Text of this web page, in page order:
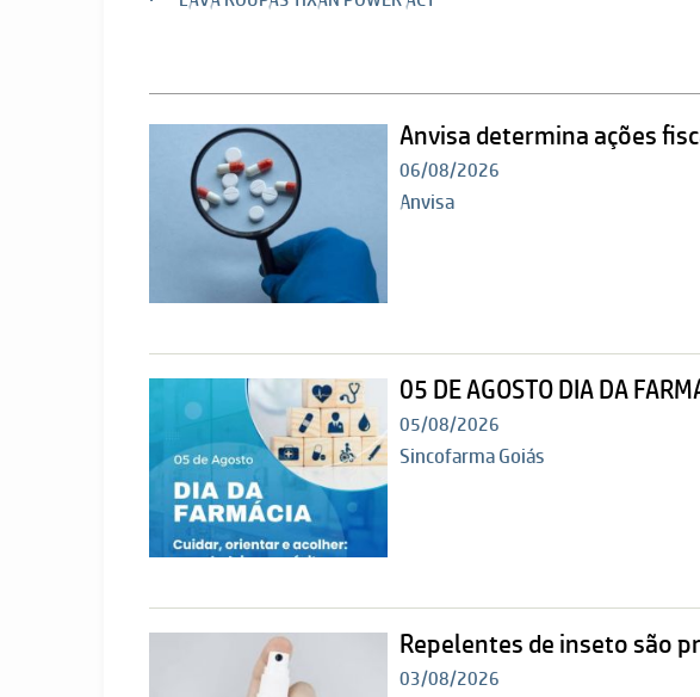
Anvisa determina ações
06/08/2026
Anvisa
05 DE AGOSTO DIA DA
05/08/2026
Sincofarma Goiás
Repelentes de inseto são
03/08/2026